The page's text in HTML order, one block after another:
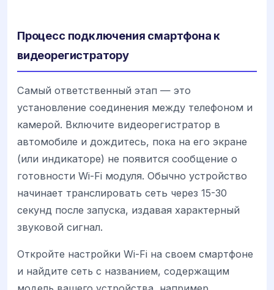
Процесс подключения смартфона к
видеорегистратору
Самый ответственный этап — это
установление соединения между телефоном и
камерой. Включите видеорегистратор в
автомобиле и дождитесь, пока на его экране
(или индикаторе) не появится сообщение о
готовности Wi-Fi модуля. Обычно устройство
начинает транслировать сеть через 15-30
секунд после запуска, издавая характерный
звуковой сигнал.
Откройте настройки Wi-Fi на своем смартфоне
и найдите сеть с названием, содержащим